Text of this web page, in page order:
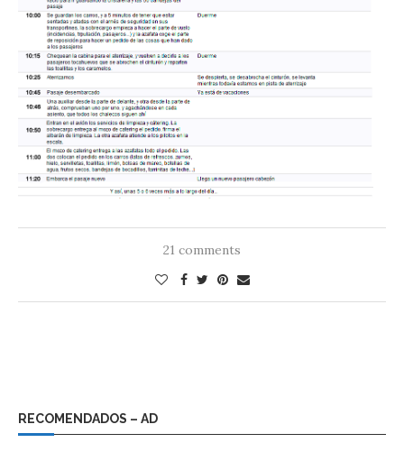
21 comments
RECOMENDADOS – AD